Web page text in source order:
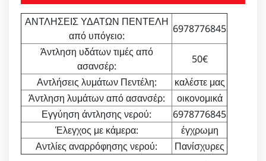
ΑΝΤΛΗΣΕΙΣ ΥΔΑΤΩΝ ΠΕΝΤΕΛΗ
από υπόγειο:
6978776845
Άντληση υδάτων τιμές από
ασανσέρ:
50€
Αντλήσεις λυμάτων Πεντέλη:
καλέστε μας
Άντληση λυμάτων από ασανσέρ:
οικονομικά
Εγγύηση άντλησης νερού:
6978776845
Έλεγχος με κάμερα:
έγχρωμη
Αντλίες αναρρόφησης νερού:
Πανίσχυρες